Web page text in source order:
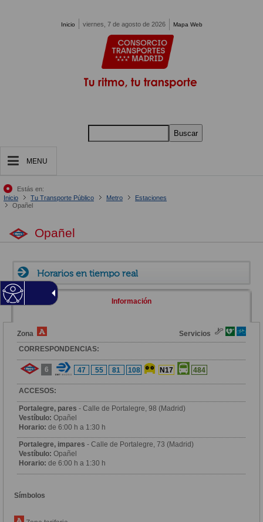
Inicio viernes, 7 de agosto de 2026 Mapa Web
Buscar
MENU
Estás en:
Inicio
Tu Transporte Público Metro
Estaciones
Opañel
Opañel
Horarios en tiempo real
Información
Zona
Servicios
CORRESPONDENCIAS:
6 47 55 81 108 N17 484
ACCESOS:
Portalegre, pares - Calle de Portalegre, 98 (Madrid)
Vestíbulo: Opañel
Horario: de 6:00 h a 1:30 h
Portalegre, impares - Calle de Portalegre, 73 (Madrid)
Vestíbulo: Opañel
Horario: de 6:00 h a 1:30 h
Símbolos